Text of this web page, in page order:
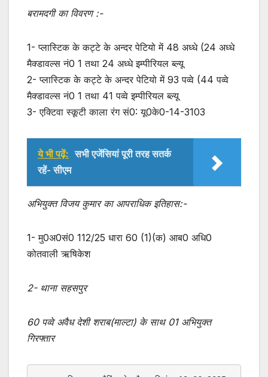
बरामदगी का विवरण :-
1- प्लास्टिक के कट्टे के अन्दर पेटियो में 48 अध्धे (24 अध्धे
मैक्डावल्स नं0 1 तथा 24 अध्धे इम्पीरियल ब्ल्यू
2- प्लास्टिक के कट्टे के अन्दर पेटियो में 93 पव्वे (44 पव्वे
मैक्डावल्स नं0 1 तथा 41 पव्वे इम्पीरियल ब्ल्यू
3- एक्टिवा स्कूटी काला रंग सं0: यू0के0-14-3103
ये भी पढ़ें: सभी एजेंसियां पूरी तरह सतर्क
रहें- सीएम
अभियुक्त विजय कुमार का आपराधिक इतिहास:-
1- मु0अ0सं0 112/25 धारा 60 (1)(क) आब0 अधि0
कोतवाली ऋषिकेश
2- थाना सहसपुर
60 पव्वे अवैध देशी शराब(माल्टा) के साथ 01 अभियुक्त
गिरफ्तार